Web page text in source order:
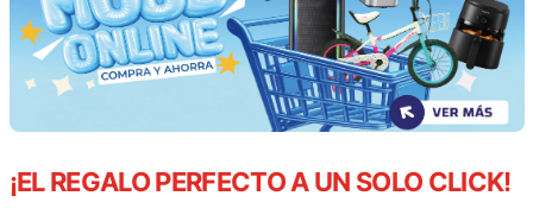
¡EL REGALO PERFECTO A UN SOLO CLICK!